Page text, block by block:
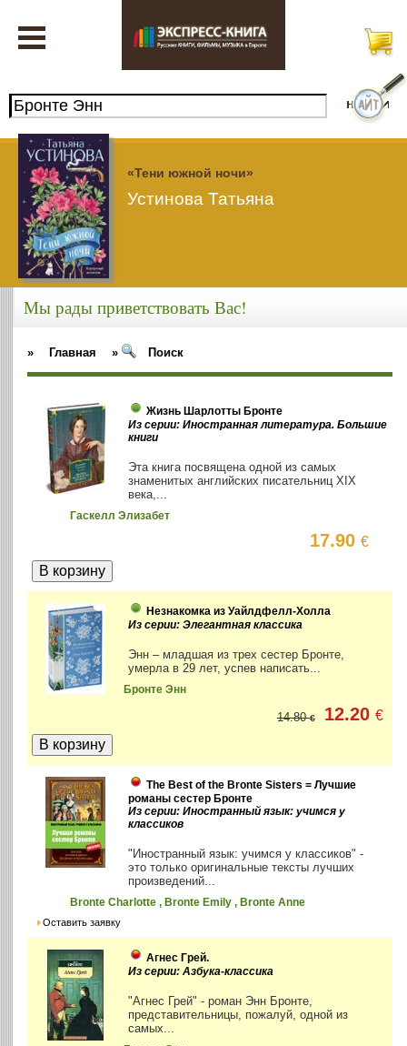
«Тени южной ночи»
Устинова Татьяна
Мы рады приветствовать Вас!
» Главная » Поиск
Жизнь Шарлотты Бронте
Из серии: Иностранная литература. Большие
книги
Эта книга посвящена одной из самых
знаменитых английских писательниц XIX
века,...
Гаскелл Элизабет
17.90€
Незнакомка из Уайлдфелл-Холла
Из серии: Элегантная классика
Энн – младшая из трех сестер Бронте,
умерла в 29 лет, успев написать...
Бронте Энн
14.80€ 12.20€
The Best of the Bronte Sisters = Лучшие
романы сестер Бронте
Из серии: Иностранный язык: учимся у
классиков
"Иностранный язык: учимся у классиков" -
это только оригинальные тексты лучших
произведений...
Bronte Charlotte , Bronte Emily , Bronte Anne
Оставить заявку
Агнес Грей.
Из серии: Азбука-классика
"Агнес Грей" - роман Энн Бронте,
представительницы, пожалуй, одной из
самых...